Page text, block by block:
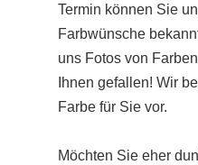
Termin können Sie
Farbwünsche
uns Fotos von
Ihnen gefallen! Wir
Farbe für Sie vor.
Möchten Sie eher